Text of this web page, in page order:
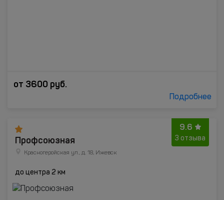
от 3600 руб.
Подробнее
9.6
3 отзыва
Профсоюзная
Красногеройская ул., д. 18, Ижевск
до центра 2 км